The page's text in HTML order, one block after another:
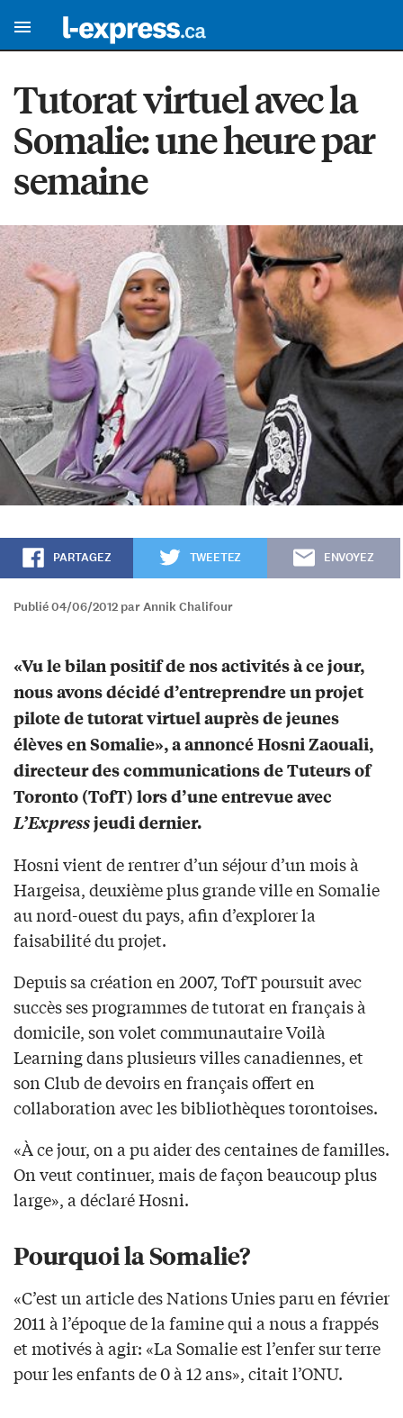
Tutorat virtuel avec la
Somalie: une heure par
semaine
PARTAGEZ TWEETEZ ENVOYEZ
Publié 04/06/2012 par Annik Chalifour
«Vu le bilan positif de nos activités à ce jour,
nous avons décidé d’entreprendre un projet
pilote de tutorat virtuel auprès de jeunes
élèves en Somalie», a annoncé Hosni Zaouali,
directeur des communications de Tuteurs of
Toronto (TofT) lors d’une entrevue avec
L’Expressjeudi dernier.
Hosni vient de rentrer d’un séjour d’un mois à
Hargeisa, deuxième plus grande ville en Somalie
au nord-ouest du pays, afin d’explorer la
faisabilité du projet.
Depuis sa création en 2007, TofT poursuit avec
succès ses programmes de tutorat en français à
domicile, son volet communautaire Voilà
Learning dans plusieurs villes canadiennes, et
son Club de devoirs en français offert en
collaboration avec les bibliothèques torontoises.
«À ce jour, on a pu aider des centaines de familles.
On veut continuer, mais de façon beaucoup plus
large», a déclaré Hosni.
Pourquoi la Somalie?
«C’est un article des Nations Unies paru en février
2011 à l’époque de la famine qui a nous a frappés
et motivés à agir: «La Somalie est l’enfer sur terre
pour les enfants de 0 à 12 ans», citait l’ONU.